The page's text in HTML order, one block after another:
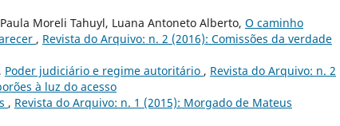
Moreli Tahuyl, Luana Antoneto Alberto, O caminho
, Revista do Arquivo: n. 2 (2016): Comissões da verdade
Poder judiciário e regime autoritário , Revista do Arquivo: n. 2
à luz do acesso
, Revista do Arquivo: n. 1 (2015): Morgado de Mateus